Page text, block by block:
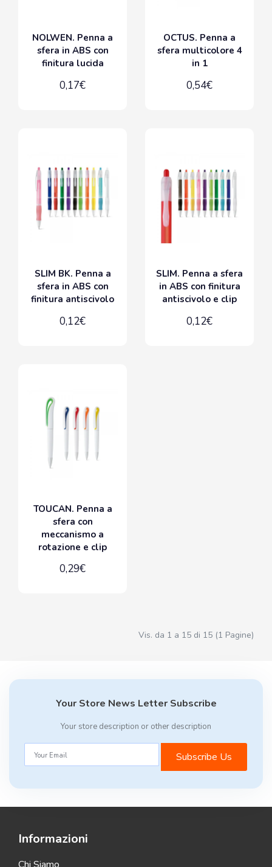
NOLWEN. Penna a
sfera in ABS con
finitura lucida
0,17€
OCTUS. Penna a
sfera multicolore 4
in 1
0,54€
SLIM BK. Penna a
sfera in ABS con
finitura antiscivolo
0,12€
SLIM. Penna a sfera
in ABS con finitura
antiscivolo e clip
0,12€
TOUCAN. Penna a
sfera con
meccanismo a
rotazione e clip
0,29€
Vis. da 1 a 15 di 15 (1 Pagine)
Your Store News Letter Subscribe
Your store description or other description
Subscribe Us
Informazioni